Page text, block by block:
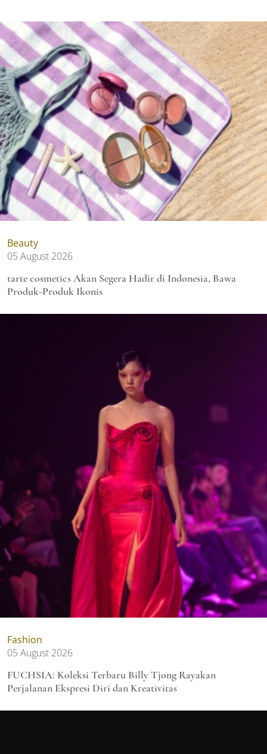
Beauty
05 August 2026
tarte cosmetics Akan Segera Hadir di Indonesia, Bawa
Produk-Produk Ikonis
Fashion
05 August 2026
FUCHSIA: Koleksi Terbaru Billy Tjong Rayakan
Perjalanan Ekspresi Diri dan Kreativitas